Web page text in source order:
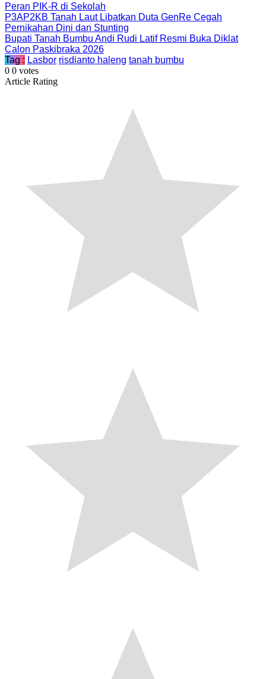
Peran PIK-R di Sekolah
P3AP2KB Tanah Laut Libatkan Duta GenRe Cegah
Pernikahan Dini dan Stunting
Bupati Tanah Bumbu Andi Rudi Latif Resmi Buka Diklat
Calon Paskibraka 2026
Tag : Lasbor risdianto haleng tanah bumbu
0 0 votes
Article Rating